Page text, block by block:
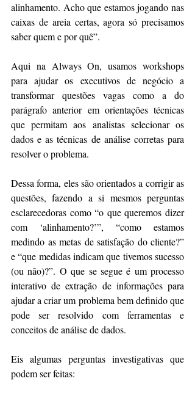
alinhamento. Acho que estamos jogando nas
caixas de areia certas, agora só precisamos
saber quem e por quê”.
Aqui na Always On, usamos workshops
para ajudar os executivos de negócio a
transformar questões vagas como a do
parágrafo anterior em orientações técnicas
que permitam aos analistas selecionar os
dados e as técnicas de análise corretas para
resolver o problema.
Dessa forma, eles são orientados a corrigir as
questões, fazendo a si mesmos perguntas
esclarecedoras como “o que queremos dizer
com ‘alinhamento?’”, “como estamos
medindo as metas de satisfação do cliente?”
e “que medidas indicam que tivemos sucesso
(ou não)?”. O que se segue é um processo
interativo de extração de informações para
ajudar a criar um problema bem definido que
pode ser resolvido com ferramentas e
conceitos de análise de dados.
Eis algumas perguntas investigativas que
podem ser feitas: